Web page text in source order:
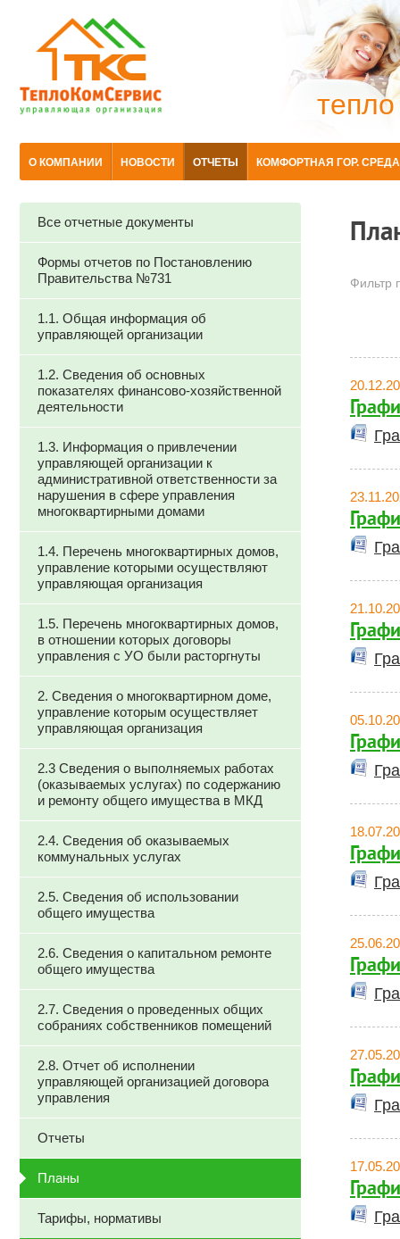
тепло
О КОМПАНИИ НОВОСТИ ОТЧЕТЫ КОМФОРТНАЯ ГОР. СРЕДА
Фильтр
Все отчетные документы
Формы отчетов по Постановлению
Правительства №731
1.1. Общая информация об
управляющей организации
1.2. Сведения об основных
показателях финансово-хозяйственной
деятельности
1.3. Информация о привлечении
управляющей организации к
административной ответственности за
нарушения в сфере управления
многоквартирными домами
1.4. Перечень многоквартирных домов,
управление которыми осуществляют
управляющая организация
1.5. Перечень многоквартирных домов,
в отношении которых договоры
управления с УО были расторгнуты
2. Сведения о многоквартирном доме,
управление которым осуществляет
управляющая организация
2.3 Сведения о выполняемых работах
(оказываемых услугах) по содержанию
и ремонту общего имущества в МКД
2.4. Сведения об оказываемых
коммунальных услугах
2.5. Сведения об использовании
общего имущества
2.6. Сведения о капитальном ремонте
общего имущества
2.7. Сведения о проведенных общих
собраниях собственников помещений
2.8. Отчет об исполнении
управляющей организацией договора
управления
Отчеты
Планы
Тарифы, нормативы